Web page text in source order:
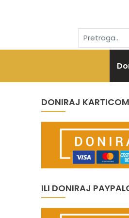
DONIRAJ KARTICOM
ILI DONIRAJ